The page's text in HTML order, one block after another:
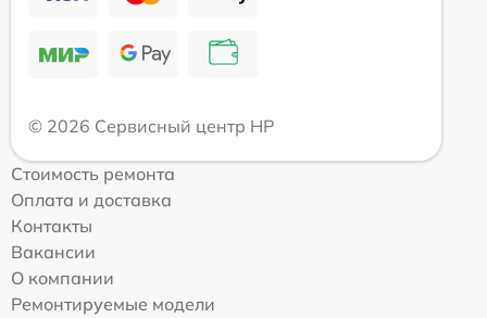
© 2026 Сервисный центр HP
Стоимость ремонта
Оплата и доставка
Контакты
Вакансии
О компании
Ремонтируемые модели